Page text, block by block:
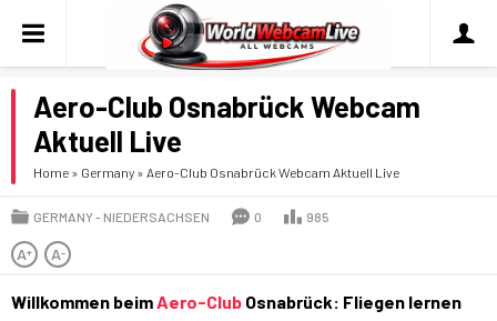
Aero-Club Osnabrück Webcam
Aktuell Live
Home » Germany » Aero-Club Osnabrück Webcam Aktuell Live
GERMANY NIEDERSACHSEN 0 985
A+ A-
Willkommen beimAero-Club Osnabrück: Fliegen lernen